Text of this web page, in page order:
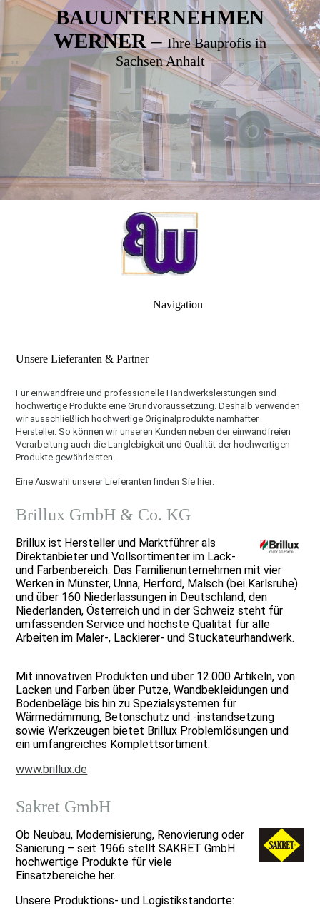
BAUUNTERNEHMEN
WERNER–Ihre Bauprofis in
Sachsen Anhalt
Navigation
Unsere Lieferanten & Partner
Für einwandfreie und professionelle Handwerksleistungen sind
hochwertige Produkte eine Grundvoraussetzung. Deshalb verwenden
wir ausschließlich hochwertige Originalprodukte namhafter
Hersteller. So können wir unseren Kunden neben der einwandfreien
Verarbeitung auch die Langlebigkeit und Qualität der hochwertigen
Produkte gewährleisten.
Eine Auswahl unserer Lieferanten finden Sie hier:
Brillux GmbH & Co. KG
Brillux ist Hersteller und Marktführer als
Direktanbieter und Vollsortimenter im Lack-
und Farbenbereich. Das Familienunternehmen mit vier
Werken in Münster, Unna, Herford, Malsch (bei Karlsruhe)
und über 160 Niederlassungen in Deutschland, den
Niederlanden, Österreich und in der Schweiz steht für
umfassenden Service und höchste Qualität für alle
Arbeiten im Maler-, Lackierer- und Stuckateurhandwerk.
Mit innovativen Produkten und über 12.000 Artikeln, von
Lacken und Farben über Putze, Wandbekleidungen und
Bodenbeläge bis hin zu Spezialsystemen für
Wärmedämmung, Betonschutz und -instandsetzung
sowie Werkzeugen bietet Brillux Problemlösungen und
ein umfangreiches Komplettsortiment.
www.brillux.de
Sakret GmbH
Ob Neubau, Modernisierung, Renovierung oder
Sanierung – seit 1966 stellt SAKRET GmbH
hochwertige Produkte für viele
Einsatzbereiche her.
Unsere Produktions- und Logistikstandorte: